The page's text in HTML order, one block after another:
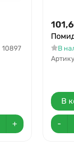
10897
+
В
В
-